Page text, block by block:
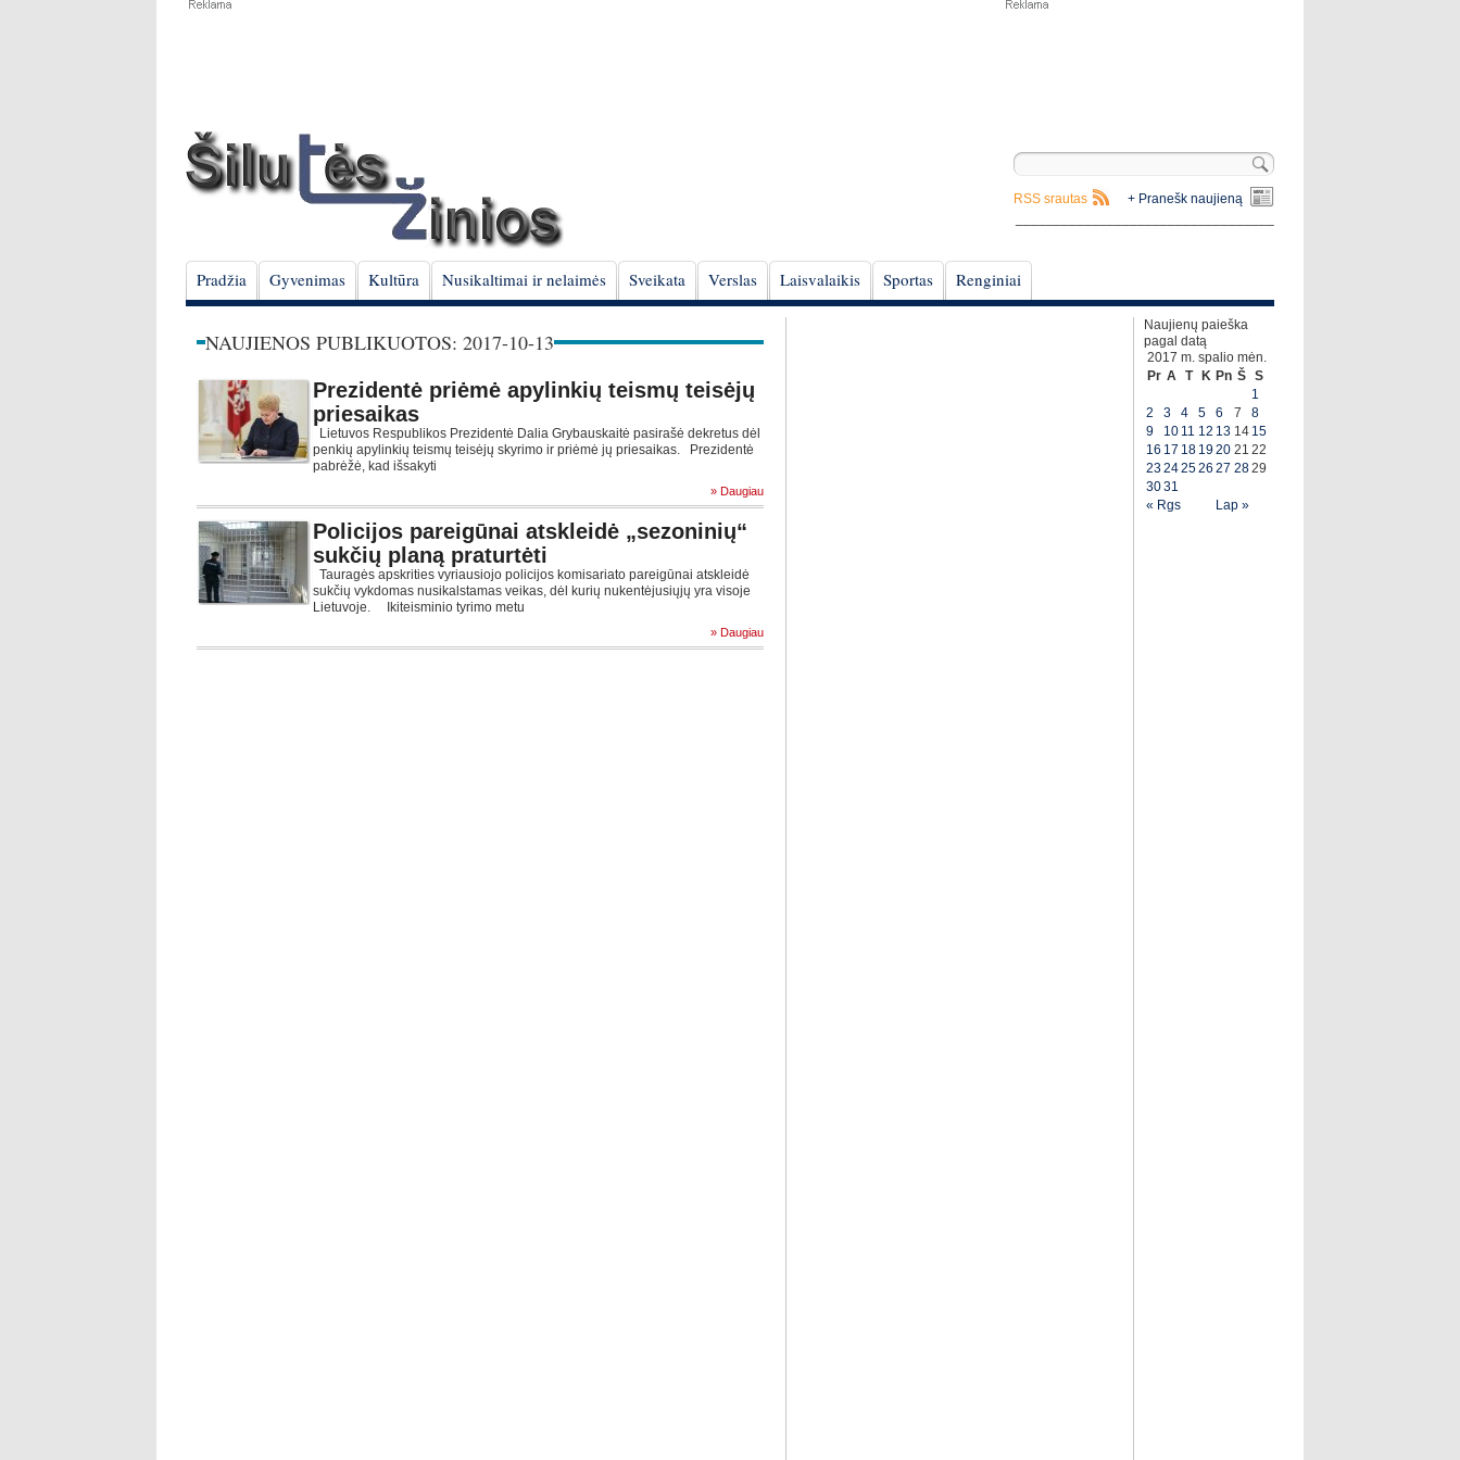
+ Pranešk naujieną
RSS srautas
Pradžia Gyvenimas Kultūra Nusikaltimai ir nelaimės Sveikata Verslas Laisvalaikis Sportas Renginiai
NAUJIENOS PUBLIKUOTOS: 2017-10-13
Prezidentė priėmė apylinkių teismų teisėjų
priesaikas
Lietuvos Respublikos Prezidentė Dalia Grybauskaitė pasirašė dekretus dėl
penkių apylinkių teismų teisėjų skyrimo ir priėmė jų priesaikas. Prezidentė
pabrėžė, kad išsakyti
» Daugiau
Policijos pareigūnai atskleidė „sezoninių“
sukčių planą praturtėti
Tauragės apskrities vyriausiojo policijos komisariato pareigūnai atskleidė
sukčių vykdomas nusikalstamas veikas, dėl kurių nukentėjusiųjų yra visoje
Lietuvoje. Ikiteisminio tyrimo metu
» Daugiau
Naujienų paieška
pagal datą
2017 m. spalio mėn.
Pr A T K Pn Š S
« Rgs Lap »
1
2
3 4 5 6 7
8
9
10 11 12 13 14 15
16 17 18 1920 21 22
23242526 27 2829
3031